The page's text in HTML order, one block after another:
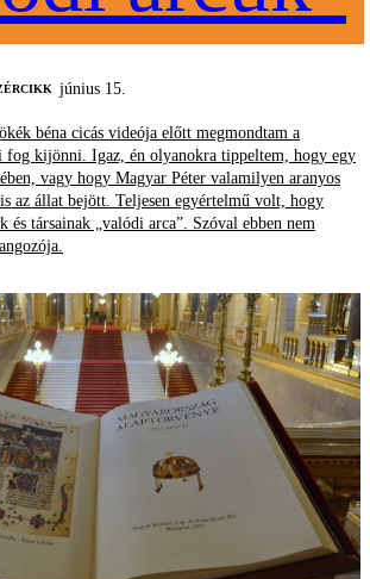
június 15.
béna cicás videója előtt megmondtam a
fog kijönni. Igaz, én olyanokra tippeltem, hogy egy
vagy hogy Magyar Péter valamilyen aranyos
az állat bejött. Teljesen egyértelmű volt, hogy
és társainak „valódi arca”. Szóval ebben nem